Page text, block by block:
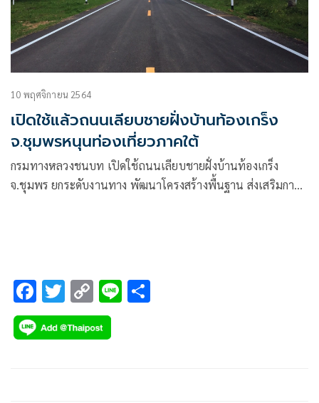
10 พฤศจิกายน 2564
เปิดใช้แล้วถนนเลียบชายฝั่งบ้านท้องเกร็ง
จ.ชุมพรหนุนท่องเที่ยวภาคใต้
กรมทางหลวงชนบท เปิดใช้ถนนเลียบชายฝั่งบ้านท้องเกร็ง
จ.ชุมพร ยกระดับงานทาง พัฒนาโครงสร้างพื้นฐาน ส่งเสริมการ
F
ac
e
T
wi
tt
C
o
p
Li